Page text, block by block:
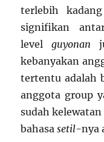
terlebih
signifikan
levelguyonan
kebanyakan
tertentu adalah
anggota group
sudah
bahasasetil-nya